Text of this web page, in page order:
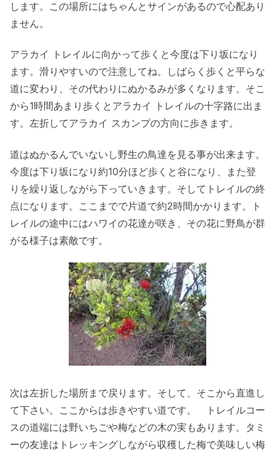
します。この場所にはちゃんとサインがあるので心配あり
ません。
アラカイ トレイルに向かって歩くと今度は下り坂になり
ます。滑りやすいので注意してね。しばらく歩くと平らな
道に変わり、その代わりにぬかるみが多くなります。そこ
から1時間あまり歩くとアラカイ トレイルの十字路に出ま
す。左折してアラカイ スカンプの方向に歩きます。
道はぬかるんでいないし野生の鳥達を見る事が出来ます。
今度は下り坂になり約10分ほど歩くと谷になり、また登
りを繰り返しながら下っていきます。そしてトレイルの終
点になります。ここまでで片道で約2時間かかります。ト
レイルの途中にはハワイの花達が咲き、その花に野鳥が群
がる様子は素敵です。
次は左折した場所まで戻ります。そして、そこから直進し
て下さい。ここからは歩きやすい道です。 トレイルコー
スの道端には野いちごや梅などの木の実もあります。タミ
ーの友達はトレッキングしながら収穫した梅で美味しい梅